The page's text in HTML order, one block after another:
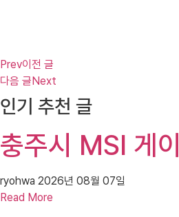
Prev이전 글
다음 글 Next
인기 추천 글
충주시 MSI 게
ryohwa 2026년 08월 07일
Read More